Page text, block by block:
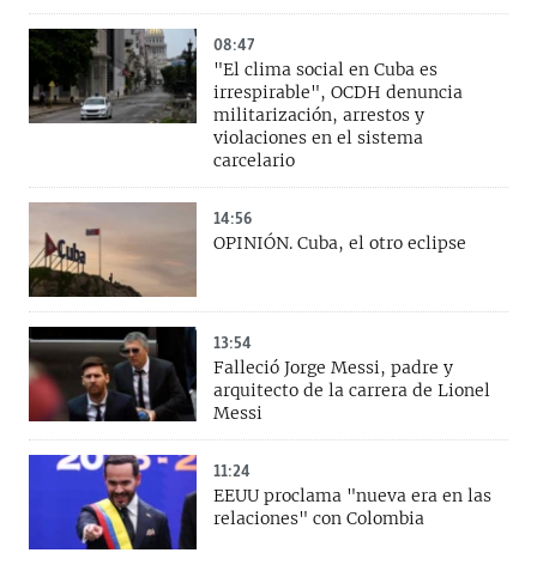
08:47
"El clima social en Cuba es
irrespirable", OCDH denuncia
militarización, arrestos y
violaciones en el sistema
carcelario
14:56
OPINIÓN. Cuba, el otro eclipse
13:54
Falleció Jorge Messi, padre y
arquitecto de la carrera de Lionel
Messi
11:24
EEUU proclama "nueva era en las
relaciones" con Colombia